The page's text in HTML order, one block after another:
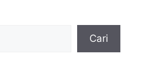
Cari